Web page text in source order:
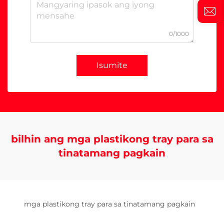
0/1000
Isumite
bilhin ang mga plastikong tray para sa
tinatamang pagkain
mga plastikong tray para sa tinatamang pagkain